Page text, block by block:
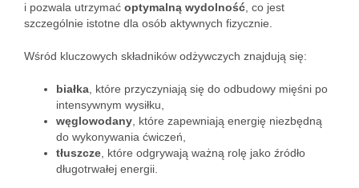
i pozwala utrzymać optymalną wydolność , co jest
szczególnie istotne dla osób aktywnych fizycznie.
Wśród kluczowych składników odżywczych znajdują się:
białka , które przyczyniają się do odbudowy mięśni po
intensywnym wysiłku,
węglowodany , które zapewniają energię niezbędną
do wykonywania ćwiczeń,
tłuszcze , które odgrywają ważną rolę jako źródło
długotrwałej energii.